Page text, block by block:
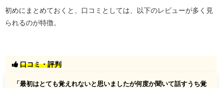
初めにまとめておくと、口コミとしては、以下のレビューが多く見
られるのが特徴。
口コミ・評判
「 最初はとても覚えれないと思いましたが何度か聞いて話すうち覚